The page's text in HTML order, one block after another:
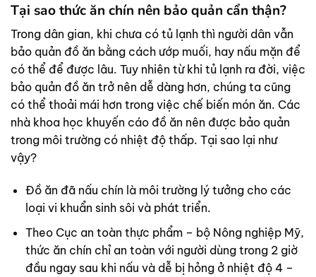
Tại sao thức ăn chín nên bảo quản cẩn thận?
Trong dân gian, khi chưa có tủ lạnh thì người dân vẫn
bảo quản đồ ăn bằng cách ướp muối, hay nấu mặn để
có thể để được lâu. Tuy nhiên từ khi tủ lạnh ra đời, việc
bảo quản đồ ăn trở nên dễ dàng hơn, chúng ta cũng
có thể thoải mái hơn trong việc chế biến món ăn. Các
nhà khoa học khuyến cáo đồ ăn nên được bảo quản
trong môi trường có nhiệt độ thấp. Tại sao lại như
vậy?
Đồ ăn đã nấu chín là môi trường lý tưởng cho các
loại vi khuẩn sinh sôi và phát triển.
Theo Cục an toàn thực phẩm – bộ Nông nghiệp Mỹ,
thức ăn chín chỉ an toàn với người dùng trong 2 giờ
đầu ngay sau khi nấu và dễ bị hỏng ở nhiệt độ 4 –